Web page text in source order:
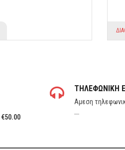
€50.00
ΤΗΛΕΦΩΝΙΚΗ
Αμεση